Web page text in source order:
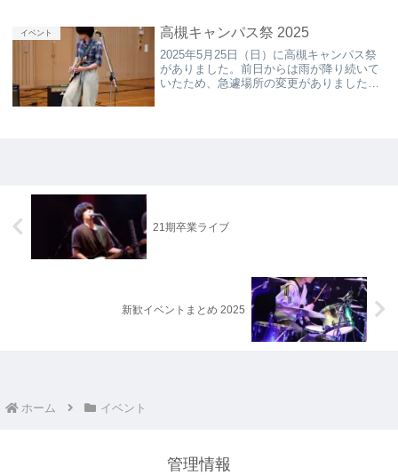
パスを拠点に活動しているため、...
イベント 高槻キャンパス祭 2025
2025年5月25日（日）に高槻キャンパス祭
がありました。前日からは雨が降り続いて
いたため、急遽場所の変更がありました
21期卒業ライブ
新歓イベントまとめ 2025
ホーム イベント
管理情報